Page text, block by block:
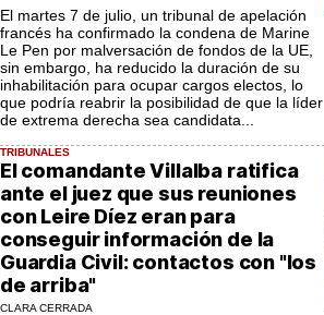
El martes 7 de julio, un tribunal de apelación
francés ha confirmado la condena de Marine
Le Pen por malversación de fondos de la UE,
sin embargo, ha reducido la duración de su
inhabilitación para ocupar cargos electos, lo
que podría reabrir la posibilidad de que la líder
de extrema derecha sea candidata...
TRIBUNALES
El comandante Villalba ratifica
ante el juez que sus reuniones
con Leire Díez eran para
conseguir información de la
Guardia Civil: contactos con "los
de arriba"
CLARA CERRADA